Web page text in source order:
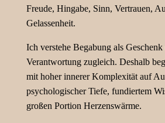
Freude, Hingabe, Sinn, Vertrauen,
Gelassenheit.
Ich verstehe Begabung als Geschenk
Verantwortung zugleich. Deshalb
mit hoher innerer Komplexität auf
psychologischer Tiefe, fundiertem
großen Portion Herzenswärme.